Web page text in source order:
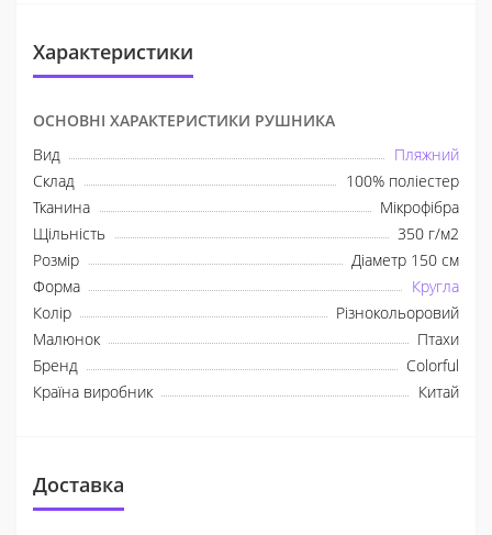
Характеристики
ОСНОВНІ ХАРАКТЕРИСТИКИ РУШНИКА
Вид
Пляжний
Склад
100% поліестер
Тканина
Мікрофібра
Щільність
350 г/м2
Розмір
Діаметр 150 см
Форма
Кругла
Колір
Різнокольоровий
Малюнок
Птахи
Бренд
Colorful
Країна виробник
Китай
Доставка